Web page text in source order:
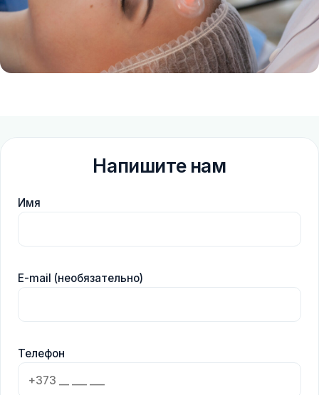
Напишите нам
Имя
E-mail (необязательно)
Телефон